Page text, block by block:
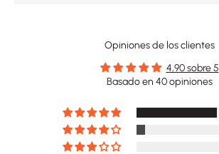
Opiniones de los clientes
4,90 sobre 5
Basado en 40 opiniones